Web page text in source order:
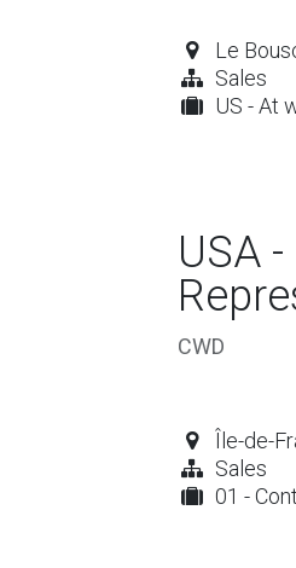
Le
Sales
US - At
USA
CWD
Île-de-
Sales
01 -